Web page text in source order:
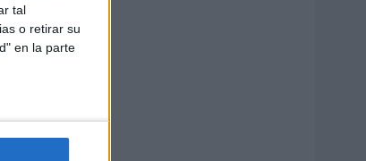
tal
o retirar su
en la parte